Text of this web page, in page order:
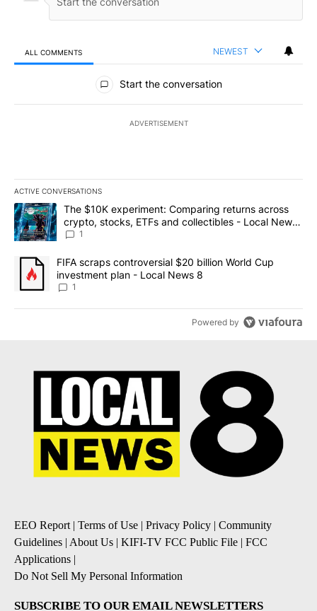
ALL COMMENTS NEWEST
All Comments
Start the conversation
ADVERTISEMENT
ACTIVE CONVERSATIONS
The following is a list of the most commented articles in the last
A trending article titled "The $10K experiment: Comparing
The $10K experiment: Comparing returns across
crypto, stocks, ETFs and collectibles - Local News
8
1
A trending article titled "FIFA scraps controversial $20 billion
FIFA scraps controversial $20 billion World Cup
investment plan - Local News 8
1
Powered by
EEO Report| Terms of Use | Privacy Policy | Community
Guidelines | About Us | KIFI-TV FCC Public File | FCC
Applications |
Do Not Sell My Personal Information
SUBSCRIBE TO OUR EMAIL NEWSLETTERS